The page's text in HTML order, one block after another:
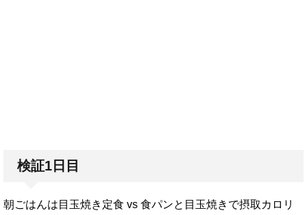
検証1日目
朝ごはんは目玉焼き定食 vs 食パンと目玉焼きで摂取カロリ